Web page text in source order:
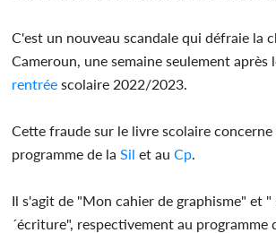
C'est un nouveau scandale qui défraie la
Cameroun, une semaine seulement après
rentrée scolaire 2022/2023.
Cette fraude sur le livre scolaire concerne
programme de la Sil et au Cp
Il s'agit de "Mon cahier de graphisme" et
´écriture", respectivement au programme